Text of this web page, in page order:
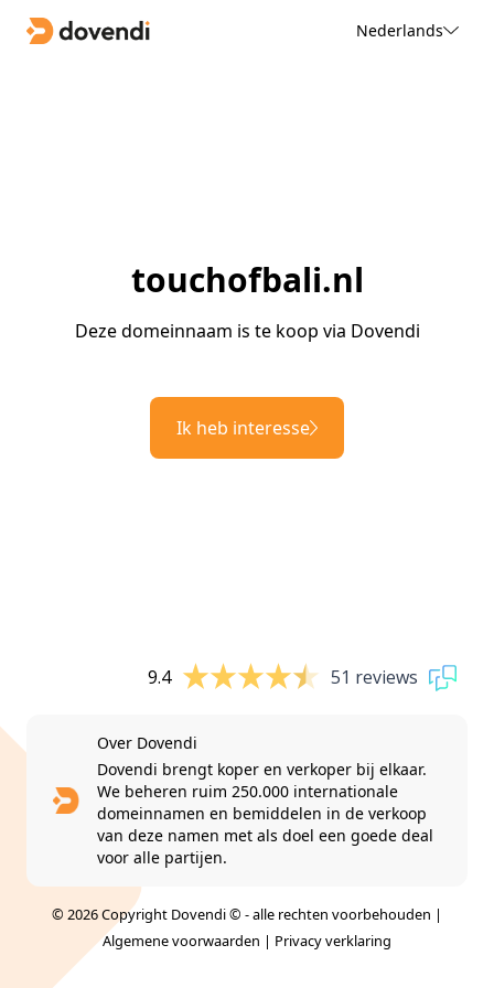
Nederlands
touchofbali.nl
Deze domeinnaam is te koop via Dovendi
Ik heb interesse
9.4 51 reviews
Over Dovendi
Dovendi brengt koper en verkoper bij elkaar.
We beheren ruim 250.000 internationale
domeinnamen en bemiddelen in de verkoop
van deze namen met als doel een goede deal
voor alle partijen.
© 2026 Copyright Dovendi © - alle rechten voorbehouden |
Algemene voorwaarden | Privacy verklaring